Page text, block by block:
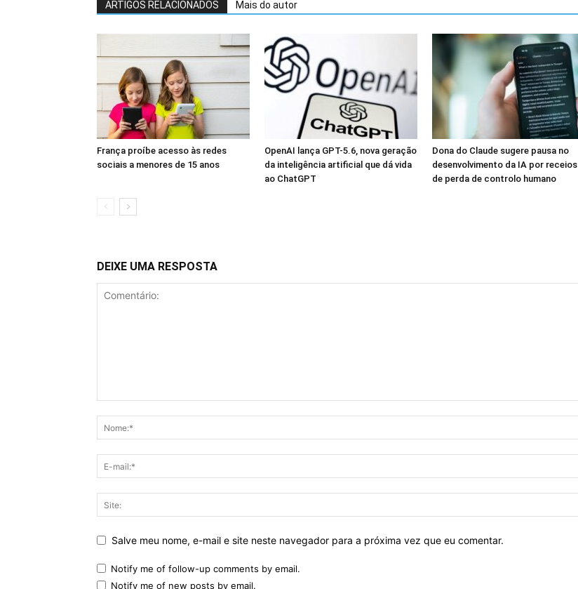
ARTIGOS RELACIONADOS Mais do autor
França proíbe acesso às redes
sociais a menores de 15 anos
OpenAI lança GPT-5.6, nova geração
da inteligência artificial que dá vida
ao ChatGPT
Dona do Claude sugere pausa no
desenvolvimento da IA por receios
de perda de controlo humano
DEIXE UMA RESPOSTA
Salve meu nome, e-mail e site neste navegador para a próxima vez que eu comentar.
Notify me of follow-up comments by email.
Notify me of new posts by email.